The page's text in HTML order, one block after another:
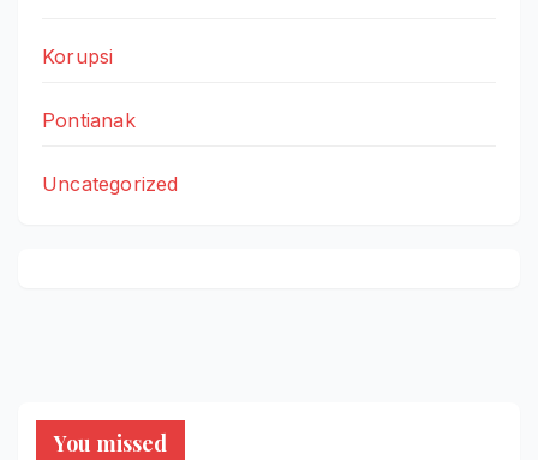
Korupsi
Pontianak
Uncategorized
You missed